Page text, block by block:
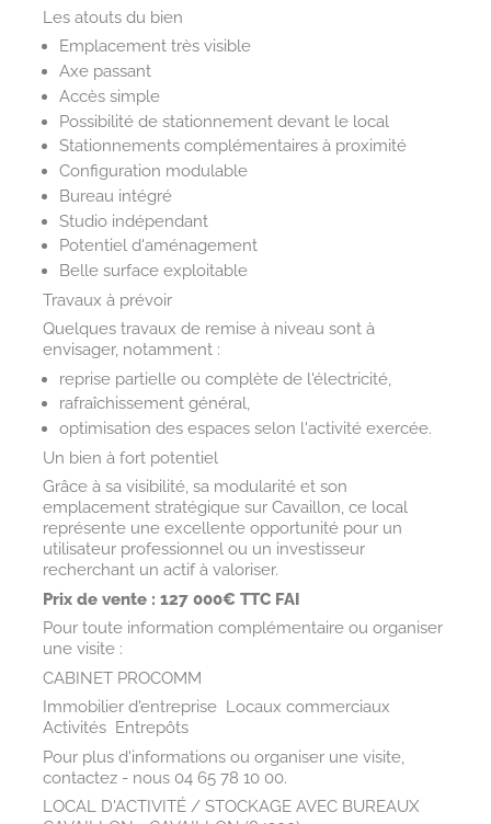
Les atouts du bien
Emplacement très visible
Axe passant
Accès simple
Possibilité de stationnement devant le local
Stationnements complémentaires à proximité
Configuration modulable
Bureau intégré
Studio indépendant
Potentiel d'aménagement
Belle surface exploitable
Travaux à prévoir
Quelques travaux de remise à niveau sont à
envisager, notamment :
reprise partielle ou complète de l'électricité,
rafraîchissement général,
optimisation des espaces selon l'activité exercée.
Un bien à fort potentiel
Grâce à sa visibilité, sa modularité et son
emplacement stratégique sur Cavaillon, ce local
représente une excellente opportunité pour un
utilisateur professionnel ou un investisseur
recherchant un actif à valoriser.
Prix de vente : 127 000€ TTC FAI
Pour toute information complémentaire ou organiser
une visite :
CABINET PROCOMM
Immobilier d'entreprise  Locaux commerciaux 
Activités  Entrepôts
Pour plus d'informations ou organiser une visite,
contactez - nous 04 65 78 10 00.
LOCAL D'ACTIVITÉ / STOCKAGE AVEC BUREAUX 